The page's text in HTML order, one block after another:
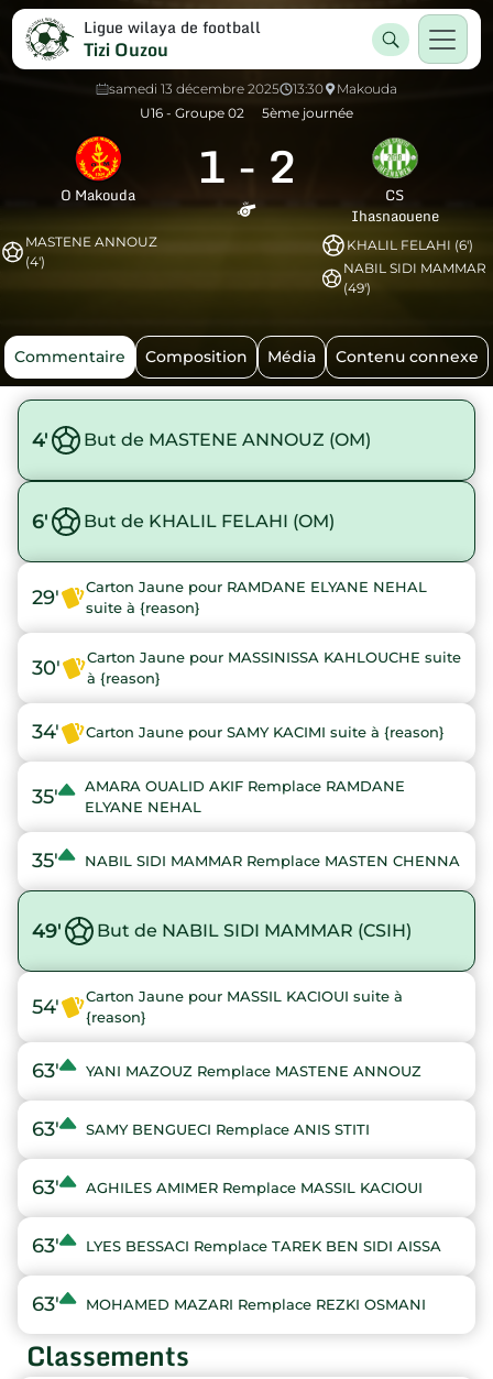
Ligue wilaya de football
Tizi Ouzou
samedi 13 décembre 2025 13:30
Makouda
U16 - Groupe 02
5ème journée
O Makouda 1 - 2
CS
Ihasnaouene
MASTENE ANNOUZ
(4')
KHALIL FELAHI (6')
NABIL SIDI MAMMAR
(49')
Commentaire Composition Média Contenu connexe
4' But de MASTENE ANNOUZ (OM)
6' But de KHALIL FELAHI (OM)
29'
Carton Jaune pour RAMDANE ELYANE NEHAL
suite à {reason}
30'
Carton Jaune pour MASSINISSA KAHLOUCHE suite
à {reason}
34' Carton Jaune pour SAMY KACIMI suite à {reason}
35'
AMARA OUALID AKIF Remplace RAMDANE
ELYANE NEHAL
35' NABIL SIDI MAMMAR Remplace MASTEN CHENNA
49' But de NABIL SIDI MAMMAR (CSIH)
54'
Carton Jaune pour MASSIL KACIOUI suite à
{reason}
63' YANI MAZOUZ Remplace MASTENE ANNOUZ
63' SAMY BENGUECI Remplace ANIS STITI
63' AGHILES AMIMER Remplace MASSIL KACIOUI
63' LYES BESSACI Remplace TAREK BEN SIDI AISSA
63' MOHAMED MAZARI Remplace REZKI OSMANI
Classements